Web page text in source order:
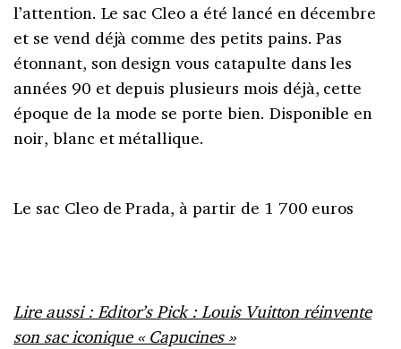
l’attention. Le sac Cleo a été lancé en décembre
et se vend déjà comme des petits pains. Pas
étonnant, son design vous catapulte dans les
années 90 et depuis plusieurs mois déjà, cette
époque de la mode se porte bien. Disponible en
noir, blanc et métallique.
Le sac Cleo de Prada, à partir de 1 700 euros
Lire aussi : Editor’s Pick : Louis Vuitton réinvente
son sac iconique « Capucines »